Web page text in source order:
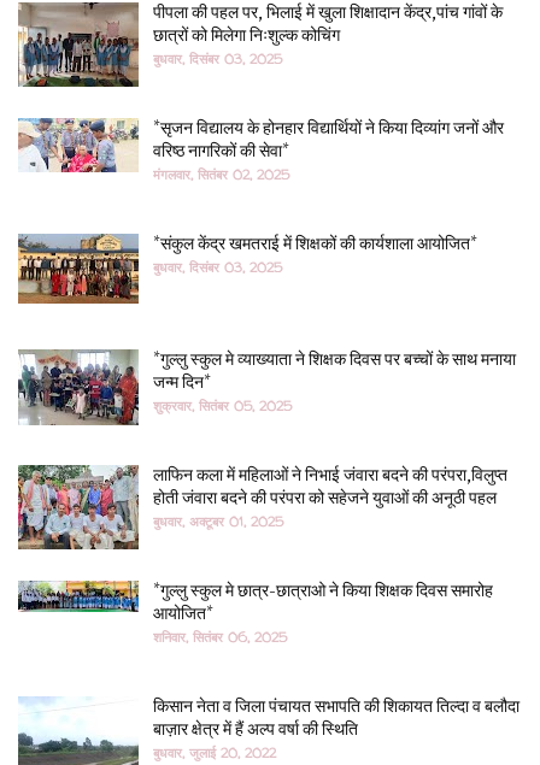
पीपला की पहल पर, भिलाई में खुला शिक्षादान केंद्र,पांच गांवों के
छात्रों को मिलेगा निःशुल्क कोचिंग
बुधवार, दिसंबर 03, 2025
*सृजन विद्यालय के होनहार विद्यार्थियों ने किया दिव्यांग जनों और
वरिष्ठ नागरिकों की सेवा*
मंगलवार, सितंबर 02, 2025
*संकुल केंद्र खमतराई में शिक्षकों की कार्यशाला आयोजित*
बुधवार, दिसंबर 03, 2025
*गुल्लु स्कुल मे व्याख्याता ने शिक्षक दिवस पर बच्चों के साथ मनाया
जन्म दिन*
शुक्रवार, सितंबर 05, 2025
लाफिन कला में महिलाओं ने निभाई जंवारा बदने की परंपरा,विलुप्त
होती जंवारा बदने की परंपरा को सहेजने युवाओं की अनूठी पहल
बुधवार, अक्टूबर 01, 2025
*गुल्लु स्कुल मे छात्र-छात्राओ ने किया शिक्षक दिवस समारोह
आयोजित*
शनिवार, सितंबर 06, 2025
किसान नेता व जिला पंचायत सभापति की शिकायत तिल्दा व बलौदा
बाज़ार क्षेत्र में हैं अल्प वर्षा की स्थिति
बुधवार, जुलाई 20, 2022